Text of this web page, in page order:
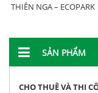
THIÊN NGA – ECOPARK
SẢN PHẨM
CHO THUÊ VÀ THI